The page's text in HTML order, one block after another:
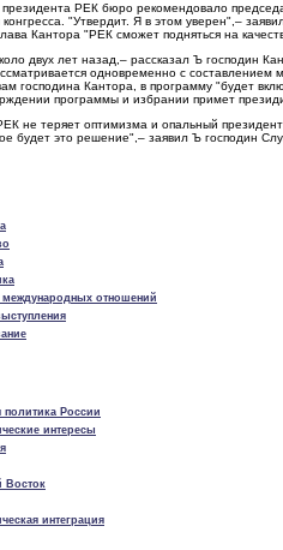
РЕК бюро рекомендовало
конгресса. "Утвердит. Я в этом уверен",–
Кантора "РЕК сможет подняться на
двух лет назад,– рассказал Ъ господин
одновременно с
господина Кантора, в программу "будет
программы и избрании примет
не теряет оптимизма и опальный
будет это решение",– заявил Ъ господин
международных отношений
политика России
интересы
Восток
интеграция